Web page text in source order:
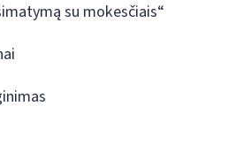
su mokesčiais“